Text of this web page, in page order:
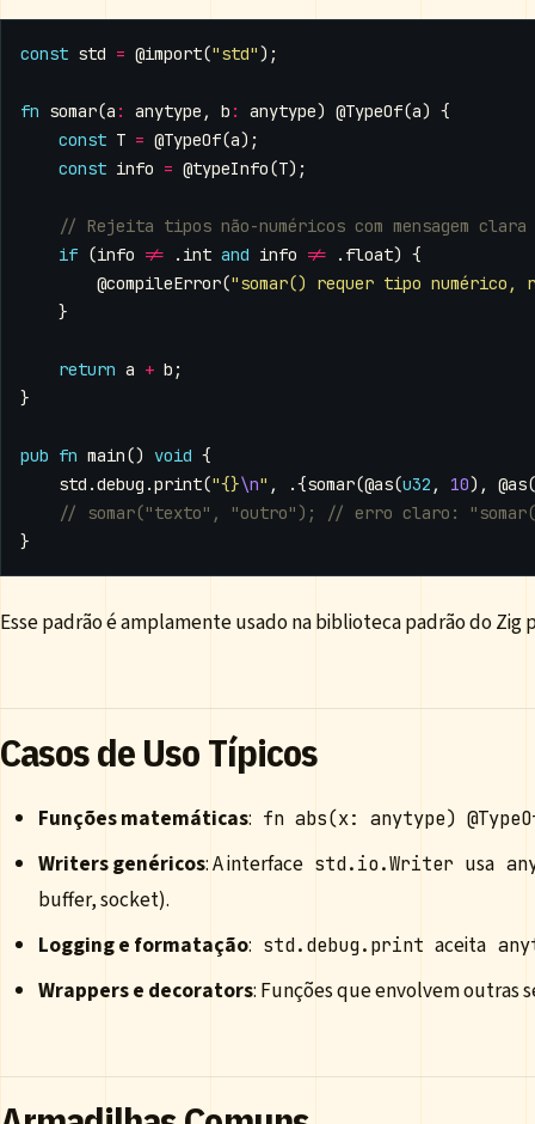
const std = @import("std" );
fn somar(a : anytype , b : anytype) @TypeOf(a) {
const T = @TypeOf(a);
const info = @typeInfo(T);
if (info != . int and info != . float) {
@compileError("somar() requer tipo numérico,
}
return a + b ;
}
pub fn main() void {
std .debug .print("{}\n" , .{somar(@as(u32 , 10), @as(
}
Esse padrão é amplamente usado na biblioteca padrão do Zig
Casos de Uso Típicos
Funções matemáticas: fn abs(x: anytype)
Writers genéricos: A interface std.io.Writer usa
buffer, socket).
Logging e formatação: std.debug.print aceita
Wrappers e decorators: Funções que envolvem outras